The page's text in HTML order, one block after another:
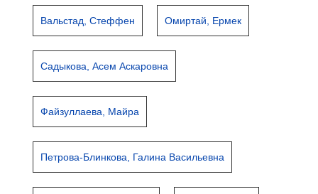
Вальстад, Стеффен Омиртай, Ермек
Садыкова, Асем Аскаровна
Файзуллаева, Майра
Петрова-Блинкова, Галина Васильевна